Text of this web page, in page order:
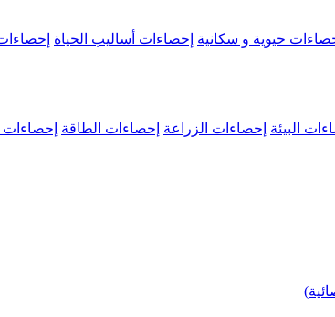
حيوية و سكانية إحصاءات أساليب الحياة
البيئة إحصاءات الزراعة إحصاءات الطاقة إحصاءات